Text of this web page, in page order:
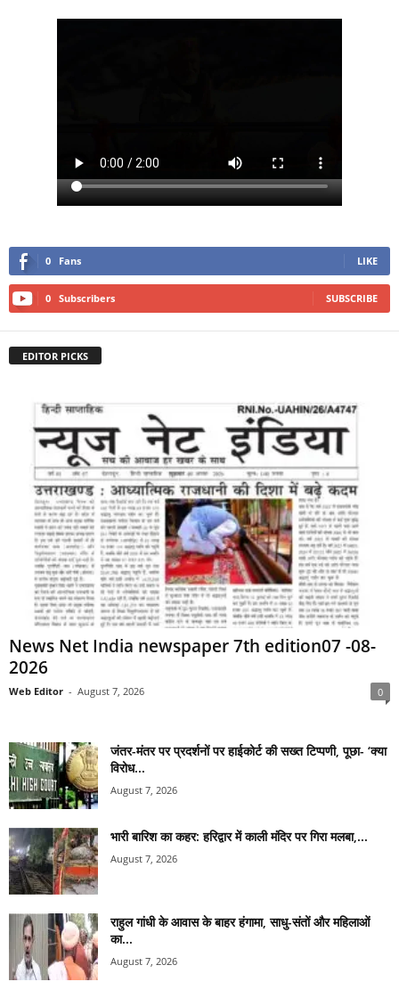
0 Fans LIKE
0 Subscribers SUBSCRIBE
EDITOR PICKS
News Net India newspaper 7th edition07 -08-
2026
Web Editor - August 7, 2026 0
जंतर-मंतर पर प्रदर्शनों पर हाईकोर्ट की सख्त टिप्पणी, पूछा- ‘क्या
विरोध...
August 7, 2026
भारी बारिश का कहर: हरिद्वार में काली मंदिर पर गिरा मलबा,...
August 7, 2026
राहुल गांधी के आवास के बाहर हंगामा, साधु-संतों और महिलाओं
का...
August 7, 2026